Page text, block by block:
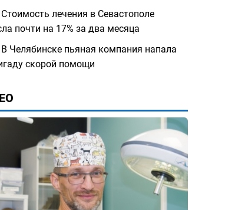
Оценивать качество
медицинской помощи
предложили через портал
«Госуслуги»
«Жаловаться
женщина
Гатчинской
больнице
Стоимость лечения в Севастополе
почти на 17% за два месяца
В Челябинске пьяная компания напала
скорой помощи